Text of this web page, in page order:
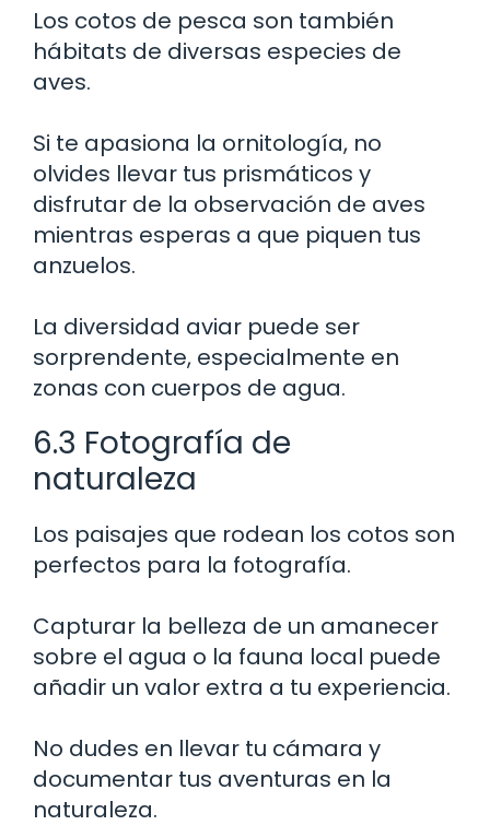
Los cotos de pesca son también
hábitats de diversas especies de
aves.
Si te apasiona la ornitología, no
olvides llevar tus prismáticos y
disfrutar de la observación de aves
mientras esperas a que piquen tus
anzuelos.
La diversidad aviar puede ser
sorprendente, especialmente en
zonas con cuerpos de agua.
6.3 Fotografía de
naturaleza
Los paisajes que rodean los cotos son
perfectos para la fotografía.
Capturar la belleza de un amanecer
sobre el agua o la fauna local puede
añadir un valor extra a tu experiencia.
No dudes en llevar tu cámara y
documentar tus aventuras en la
naturaleza.